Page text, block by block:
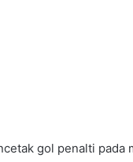
gol penalti pada